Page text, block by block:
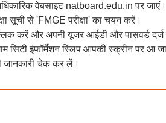
वेबसाइट natboard.edu.in पर जाएं।
सूची से 'FMGE परीक्षा' का चयन करें।
करें और अपनी यूजर आईडी और पासवर्ड
सिटी इंफॉर्मेशन स्लिप आपकी स्क्रीन पर आ
चेक कर लें।